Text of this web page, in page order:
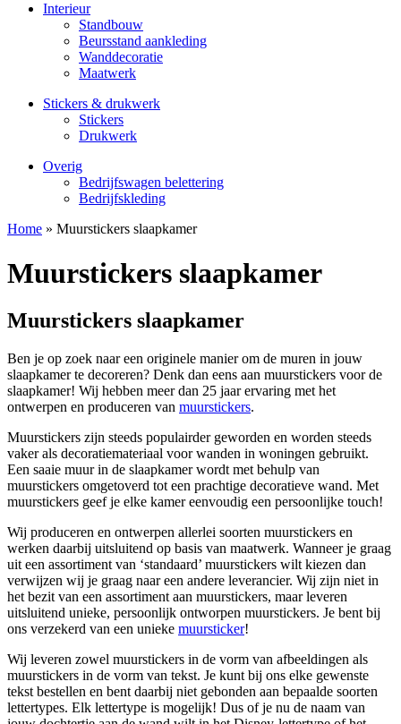
Interieur
Standbouw
Beursstand aankleding
Wanddecoratie
Maatwerk
Stickers & drukwerk
Stickers
Drukwerk
Overig
Bedrijfswagen belettering
Bedrijfskleding
Home » Muurstickers slaapkamer
Muurstickers slaapkamer
Muurstickers slaapkamer
Ben je op zoek naar een originele manier om de muren in jouw
slaapkamer te decoreren? Denk dan eens aan muurstickers voor de
slaapkamer! Wij hebben meer dan 25 jaar ervaring met het
ontwerpen en produceren van muurstickers.
Muurstickers zijn steeds populairder geworden en worden steeds
vaker als decoratiemateriaal voor wanden in woningen gebruikt.
Een saaie muur in de slaapkamer wordt met behulp van
muurstickers omgetoverd tot een prachtige decoratieve wand. Met
muurstickers geef je elke kamer eenvoudig een persoonlijke touch!
Wij produceren en ontwerpen allerlei soorten muurstickers en
werken daarbij uitsluitend op basis van maatwerk. Wanneer je graag
uit een assortiment van ‘standaard’ muurstickers wilt kiezen dan
verwijzen wij je graag naar een andere leverancier. Wij zijn niet in
het bezit van een assortiment aan muurstickers, maar leveren
uitsluitend unieke, persoonlijk ontworpen muurstickers. Je bent bij
ons verzekerd van een unieke muursticker!
Wij leveren zowel muurstickers in de vorm van afbeeldingen als
muurstickers in de vorm van tekst. Je kunt bij ons elke gewenste
tekst bestellen en bent daarbij niet gebonden aan bepaalde soorten
lettertypes. Elk lettertype is mogelijk! Dus of je nu de naam van